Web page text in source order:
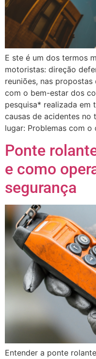
E ste é um dos termos
motoristas: direção
reuniões, nas
com o bem-estar dos
pesquisa* realizada em
causas de acidentes no
lugar: Problemas com
Ponte
e como
segurança
Entender a ponte